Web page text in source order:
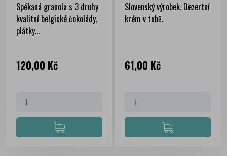
Spékaná granola s 3 druhy
kvalitní belgické čokolády,
plátky...
Cena
120,00 Kč
Slovenský výrobek. Dezertní
krém v tubě.
Cena
61,00 Kč